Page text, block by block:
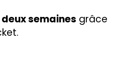
semaines grâce